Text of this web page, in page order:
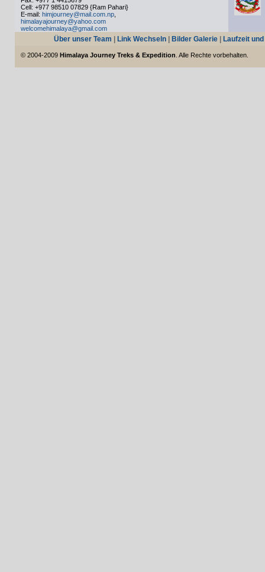
Cell: +977 98510 07829 {Ram Pahari}
E-mail: himjourney@mail.com.np
himalayajourney@yahoo.com
welcomehimalaya@gmail.com
Über unser Team Link Wechseln Bilder Galerie Laufzeit
© 2004-2009 Himalaya Journey Treks & Expedition . Alle Rechte vorbehalten.